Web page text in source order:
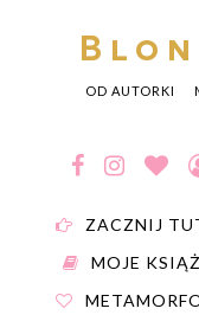
OD AUTORKI
ZACZNIJ
MOJE